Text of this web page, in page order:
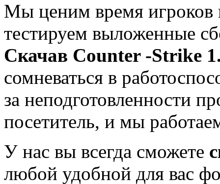
Мы ценим время
тестируем выложенные
Скачав Counter -Strike
сомневаться в
за неподготовленности
посетитель, и мы
У нас вы всегда сможете
любой удобной для вас